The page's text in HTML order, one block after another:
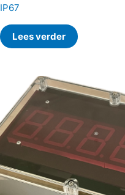
IP67
Lees verder